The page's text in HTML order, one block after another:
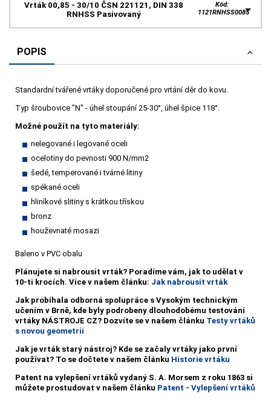
Vrták 00,85 - 30/10 ČSN 221121, DIN 338
RNHSS Pasivovaný
Kód:
1121RNHSS0085
POPIS
Standardní tvářené vrtáky doporučené pro vrtání děr do kovu.
Typ šroubovice "N" - úhel stoupání 25-30°, úhel špice 118°.
Možné použít na tyto materiály:
nelegované i legované oceli
ocelotiny do pevnosti 900 N/mm2
šedé, temperované i tvárné litiny
spékané oceli
hliníkové slitiny s krátkou třískou
bronz
houževnaté mosazi
Baleno v PVC obalu
Plánujete si nabrousit vrták? Poradíme vám, jak to udělat v
10-ti krocích. Více v našem článku: Jak nabrousit vrták
Jak probíhala odborná spolupráce s Vysokým technickým
učením v Brně, kde byly podrobeny dlouhodobému testování
vrtáky NÁSTROJE CZ? Dozvíte se v našem článku Testy vrtáků
s novou geometrií
Jak je vrták starý nástroj? Kde se začaly vrtáky jako první
používat? To se dočtete v našem článku Historie vrtáku
Patent na vylepšení vrtáků vydaný S. A. Morsem z roku 1863 si
můžete prostudovat v našem článku Patent - Vylepšení vrtáků